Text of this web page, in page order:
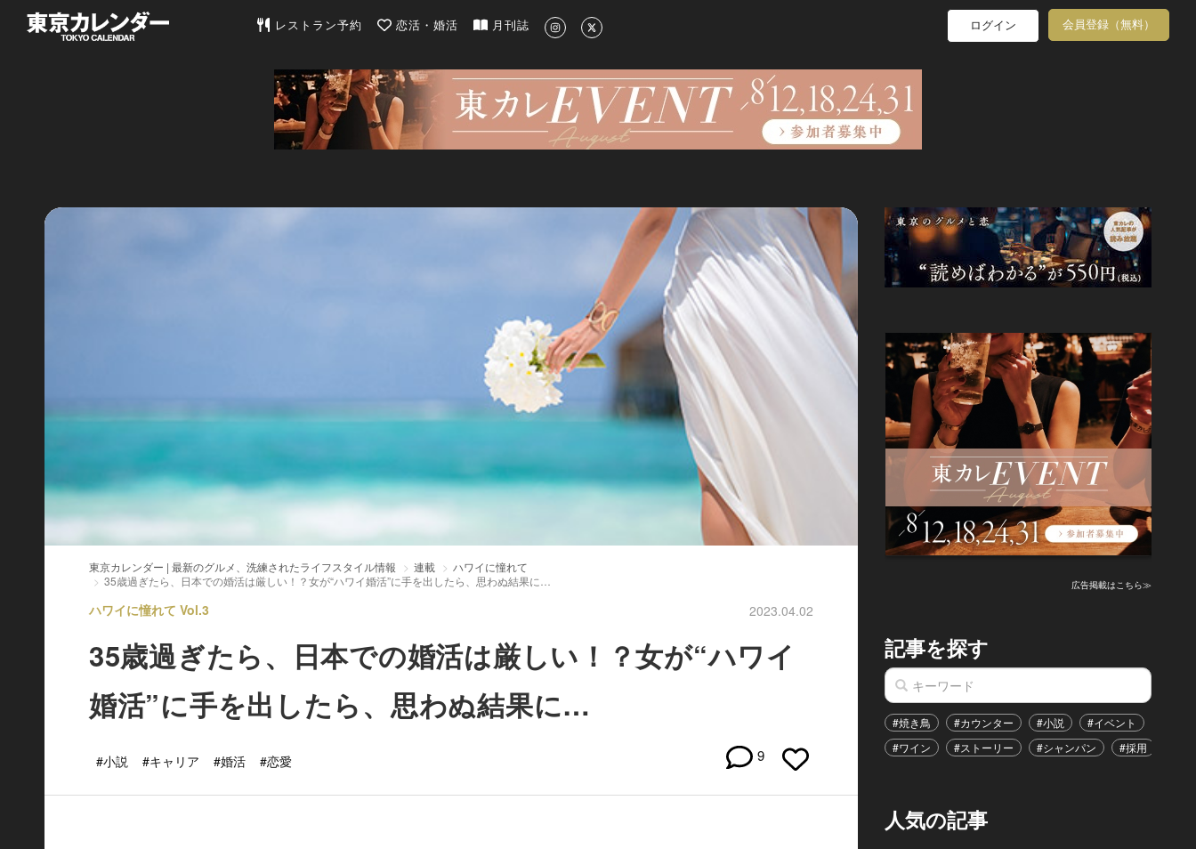
東京カレンダー | 最新のグルメ、洗練されたライフスタイル情報
レストラン予約 恋活・婚活 月刊誌 ログイン 会員登録（無料）
東京カレンダー | 最新のグルメ、洗練されたライフスタイル情報 連載
ハワイに憧れて
35歳過ぎたら、日本での婚活は厳しい！？女が“ハワイ婚活”に手を出したら、思わぬ結果に…
ハワイに憧れて Vol.3 2023.04.02
35歳過ぎたら、日本での婚活は厳しい！？女が“ハワイ
婚活”に手を出したら、思わぬ結果に…
#小説 #キャリア #婚活 #恋愛 9
広告掲載はこちら≫
記事を探す
#焼き鳥 #カウンター #小説 #イベント
#ワイン
#ストーリー #シャンパン #採用
人気の記事